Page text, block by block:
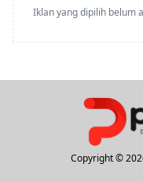
Iklan yang dipilih belum
Copyright ©